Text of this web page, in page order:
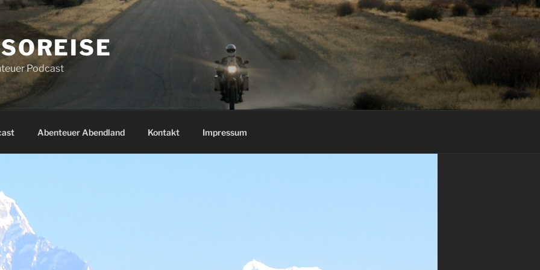
Podcast
Abenteuer Abendland Kontakt Impressum